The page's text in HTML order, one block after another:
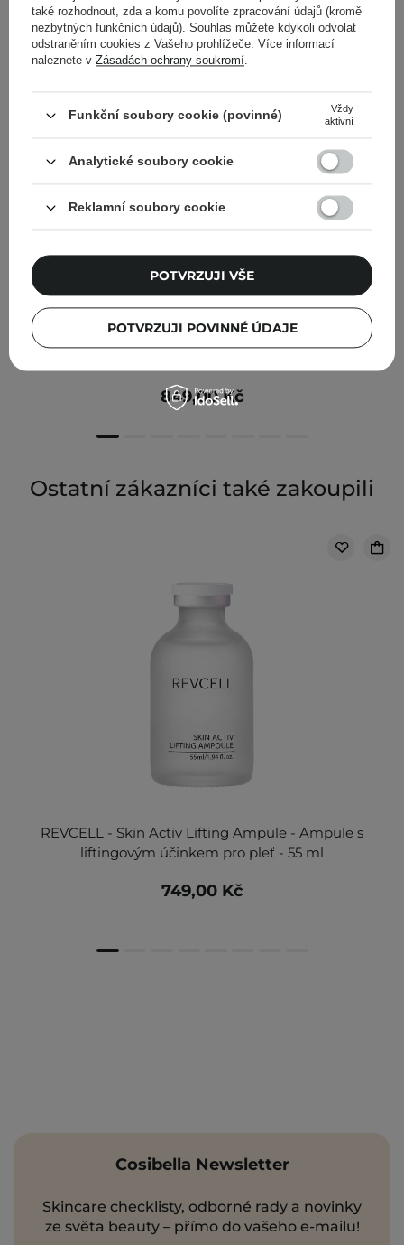
d'Alba - Vita Toning Capsule Serum - Hydratační a
849,00 Kč
Ostatní zákazníci také zakoupili
REVCELL - Skin Activ Lifting Ampule - Ampule s
liftingovým účinkem pro pleť - 55 ml
749,00 Kč
Cosibella Newsletter
Skincare checklisty, odborné rady a novinky
ze světa beauty – přímo do vašeho e-mailu!
také rozhodnout, zda a komu povolíte zpracování údajů (kromě
nezbytných funkčních údajů). Souhlas můžete kdykoli odvolat
odstraněním cookies z Vašeho prohlížeče. Více informací
naleznete v Zásadách ochrany soukromí.
Funkční soubory cookie (povinné)
Vždy
aktivní
Analytické soubory cookie
Reklamní soubory cookie
POTVRZUJI POVINNÉ ÚDAJE
POTVRZUJI VŠE